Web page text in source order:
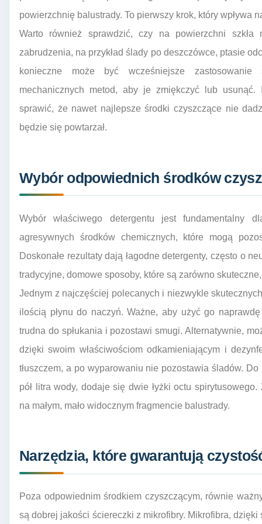
powierzchnię balustrady. To pierwszy krok, który wpływa
Warto również sprawdzić, czy na powierzchni
zabrudzenia, na przykład ślady po deszczówce, ptasie
konieczne może być wcześniejsze zastosowanie
mechanicznych metod, aby je zmiękczyć lub
sprawić, że nawet najlepsze środki czyszczące nie
będzie się powtarzał.
Wybór odpowiednich środków
Wybór właściwego detergentu jest fundamentalny
agresywnych środków chemicznych, które mogą
Doskonałe rezultaty dają łagodne detergenty, często o
tradycyjne, domowe sposoby, które są zarówno
Jednym z najczęściej polecanych i niezwykle
ilością płynu do naczyń. Ważne, aby użyć go
trudna do spłukania i pozostawi smugi. Alternatywnie,
dzięki swoim właściwościom odkamieniającym i
tłuszczem, a po wyparowaniu nie pozostawia śladów.
pół litra wody, dodaje się dwie łyżki octu
na małym, mało widocznym fragmencie balustrady.
Narzędzia, które gwarantują
Poza odpowiednim środkiem czyszczącym, równie
są dobrej jakości ściereczki z mikrofibry. Mikrofibra,